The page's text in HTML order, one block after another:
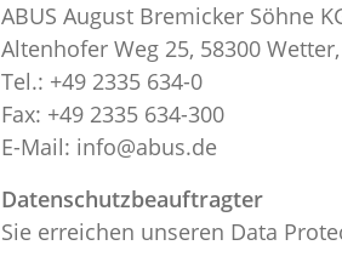
ABUS August Bremicker Söhne
Altenhofer Weg 25, 58300
Tel.: +49 2335 634-0
Fax: +49 2335 634-300
E-Mail: info@abus.de
Datenschutzbeauftragter
Sie erreichen unseren Data